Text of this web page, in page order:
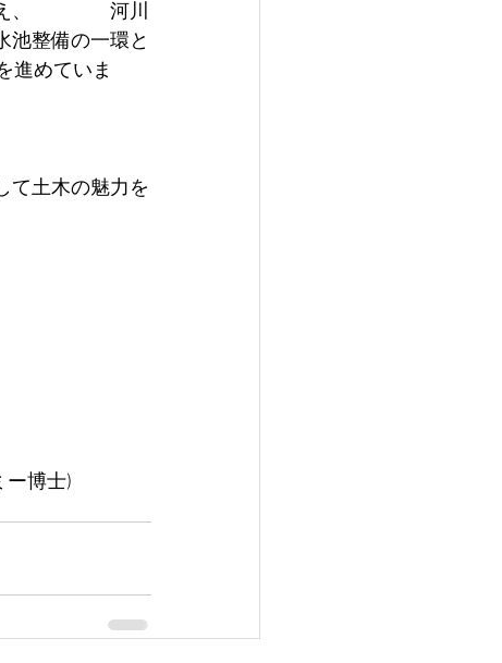
、　　　　河川
池整備の一環と
進めていま
て土木の魅力を
ー博士)